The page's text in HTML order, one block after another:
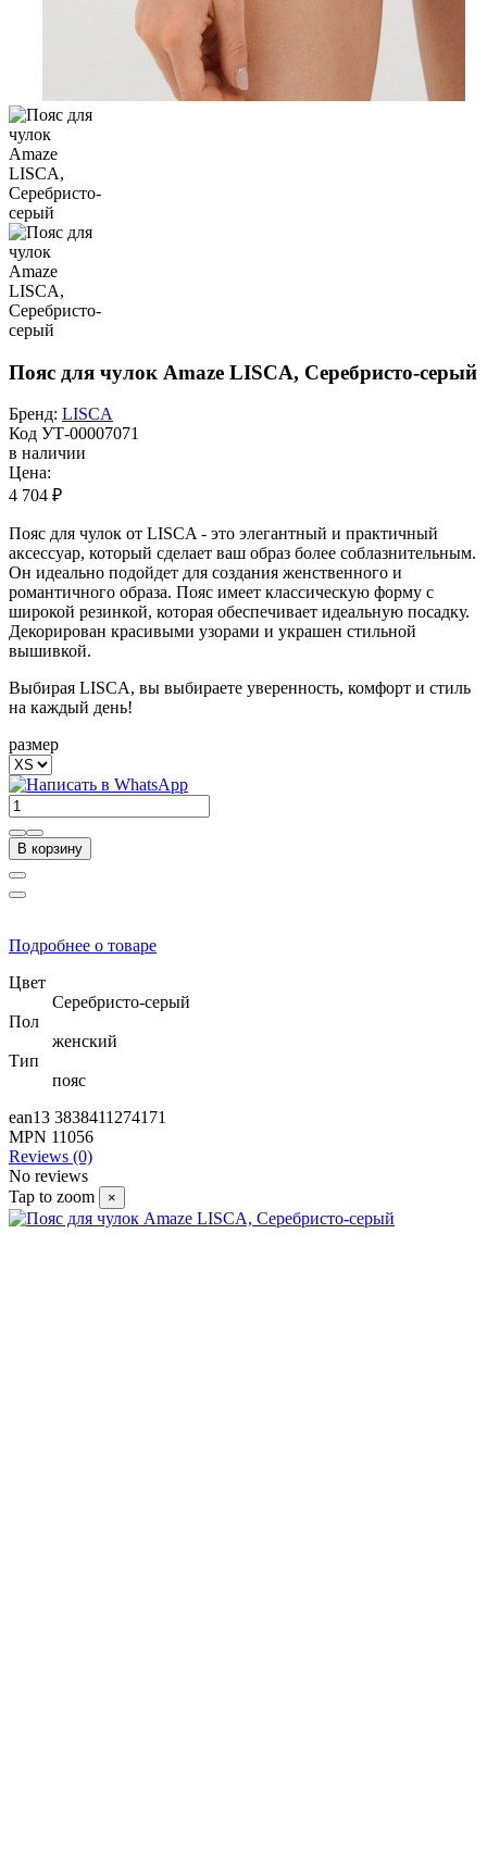
Пояс для чулок Amaze LISCA, Серебристо-серый
Бренд: LISCA
Код УТ-00007071
в наличии
Цена:
4 704 ₽
Пояс для чулок от LISCA - это элегантный и практичный
аксессуар, который сделает ваш образ более соблазнительным.
Он идеально подойдет для создания женственного и
романтичного образа. Пояс имеет классическую форму с
широкой резинкой, которая обеспечивает идеальную посадку.
Декорирован красивыми узорами и украшен стильной
вышивкой.
Выбирая LISCA, вы выбираете уверенность, комфорт и стиль
на каждый день!
размер
В корзину
Подробнее о товаре
Цвет
Серебристо-серый
Пол
женский
Тип
пояс
ean13 3838411274171
MPN 11056
Reviews (0)
No reviews
Tap to zoom
×